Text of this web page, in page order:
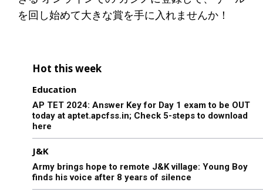
を回し始めて大きな賞を手に入れませんか！
Hot this week
Education
AP TET 2024: Answer Key for Day 1 exam to be OUT
today at aptet.apcfss.in; Check 5-steps to download
here
J&K
Army brings hope to remote J&K village: Young Boy
finds his voice after 8 years of silence